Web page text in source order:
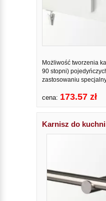
Możliwość tworzenia
90 stopni)
zastosowaniu
cena: 173.57 zł
Karnisz do